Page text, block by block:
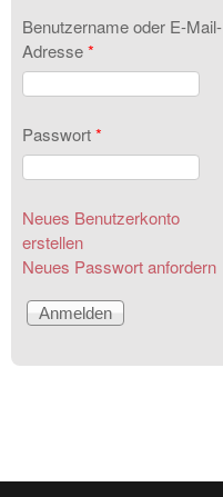
Benutzername oder E-Mail-
Adresse*
Passwort*
Neues Benutzerkonto
erstellen
Neues Passwort anfordern